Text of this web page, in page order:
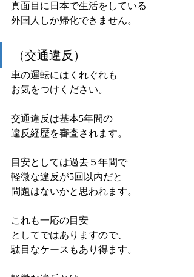
真面目に日本で生活をしている
外国人しか帰化できません。
（交通違反）
車の運転にはくれぐれも
お気をつけください。
交通違反は基本5年間の
違反経歴を審査されます。
目安としては過去５年間で
軽微な違反が5回以内だと
問題はないかと思われます。
これも一応の目安
としてではありますので、
駄目なケースもあり得ます。